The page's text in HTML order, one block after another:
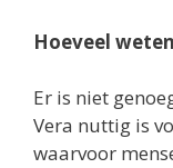
Hoeveel
Er is niet
Vera nuttig is
waarvoor